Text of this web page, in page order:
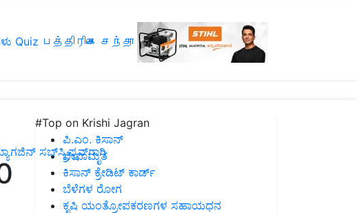
Quiz பத்திரிகை சந்தா
ಸಬ್‌ಸ್ಕ್ರಿಪ್ಷನ್‌ಗಾಗಿ
#Top on Krishi Jagran
ಪಿ.ಎಂ. ಕಿಸಾನ್
ಜೀವಾಮೃತ
ಕಿಸಾನ್ ಕ್ರೇಡಿಟ್ ಕಾರ್ಡ್
ಬೆಳೆಗಳ ರೋಗ
ಕೃಷಿ ಯಂತ್ರೋಪಕರಣಗಳ ಸಹಾಯಧನ